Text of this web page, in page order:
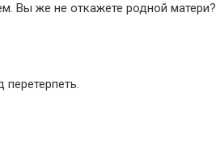
Вы же не откажете родной матери?